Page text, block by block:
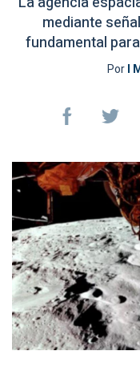
mediante
fundamental
PorI